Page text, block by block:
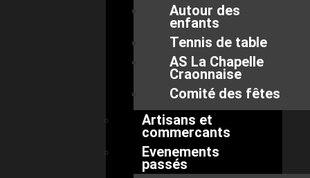
Autour des
enfants
Tennis de table
AS La Chapelle
Craonnaise
Comité des fêtes
Artisans et
commercants
Evenements
passés